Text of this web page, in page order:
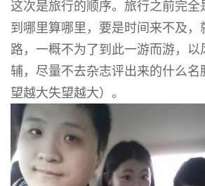
这次是旅行的顺序。旅行之前完全
到哪里算哪里，要是时间来不及，
路，一概不为了到此一游而游，以
辅，尽量不去杂志评出来的什么名
望越大失望越大）。